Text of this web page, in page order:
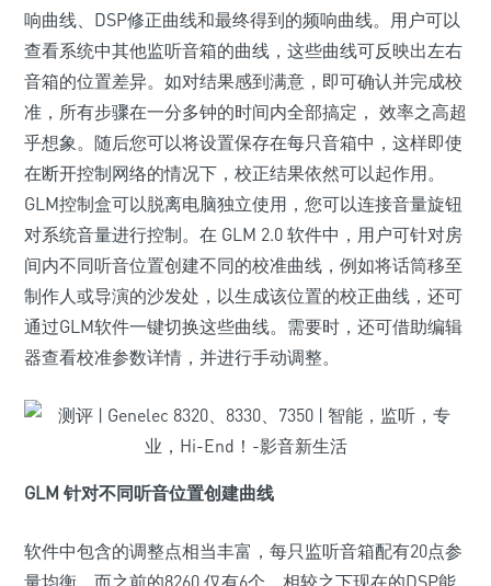
响曲线、DSP修正曲线和最终得到的频响曲线。用户可以
查看系统中其他监听音箱的曲线，这些曲线可反映出左右
音箱的位置差异。如对结果感到满意，即可确认并完成校
准，所有步骤在一分多钟的时间内全部搞定， 效率之高超
乎想象。随后您可以将设置保存在每只音箱中，这样即使
在断开控制网络的情况下，校正结果依然可以起作用。
GLM控制盒可以脱离电脑独立使用，您可以连接音量旋钮
对系统音量进行控制。在 GLM 2.0 软件中，用户可针对房
间内不同听音位置创建不同的校准曲线，例如将话筒移至
制作人或导演的沙发处，以生成该位置的校正曲线，还可
通过GLM软件一键切换这些曲线。需要时，还可借助编辑
器查看校准参数详情，并进行手动调整。
GLM 针对不同听音位置创建曲线
软件中包含的调整点相当丰富，每只监听音箱配有20点参
量均衡，而之前的8260 仅有6个，相较之下现在的DSP能